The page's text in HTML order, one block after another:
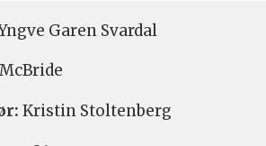
Garen Svardal
Kristin Stoltenberg